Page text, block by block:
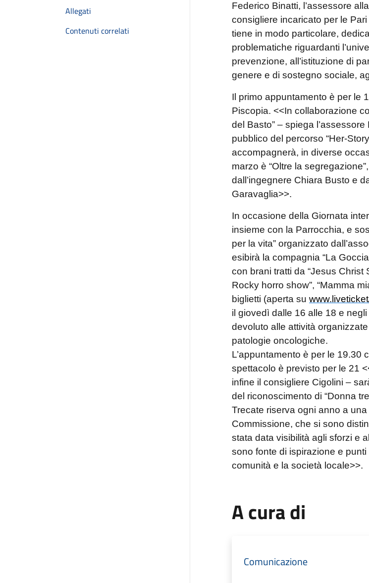
Allegati
Contenuti correlati
Federico Binatti, l’assessore
consigliere incaricato per le
tiene in modo particolare,
problematiche riguardanti
prevenzione, all’istituzione di
genere e di sostegno sociale,
Il primo appuntamento è per le
Piscopia. <<In collaborazione
del Basto” – spiega
pubblico del percorso “Her-
accompagnerà, in diverse
marzo è “Oltre la
dall’ingegnere Chiara Busto e
Garavaglia>>.
In occasione della Giornata
insieme con la Parrocchia, e
per la vita” organizzato dal
esibirà la compagnia “La
con brani tratti da “Jesus Christ
Rocky horro show”, “Mamma
biglietti (aperta su
il giovedì dalle 16 alle 18 e
devoluto alle attività
patologie oncologiche.
L’appuntamento è per le 19.30
spettacolo è previsto per le 21
infine il consigliere Cigolini –
del riconoscimento di “Donna
Trecate riserva ogni anno a
Commissione, che si sono
stata data visibilità agli sforzi e
sono fonte di ispirazione e punti
comunità e la società locale>>.
A cura di
Comunicazione